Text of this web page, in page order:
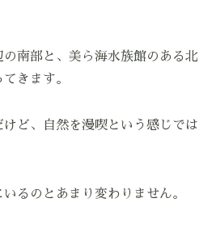
南部と、美ら海水族館のある北
きます。
ど、自然を漫喫という感じでは
るのとあまり変わりません。